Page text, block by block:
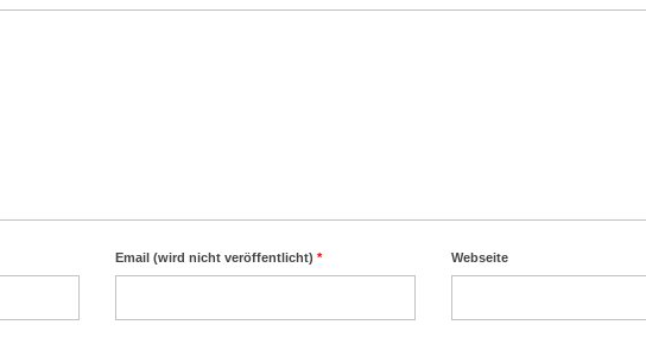
Email (wird nicht veröffentlicht)* Webseite